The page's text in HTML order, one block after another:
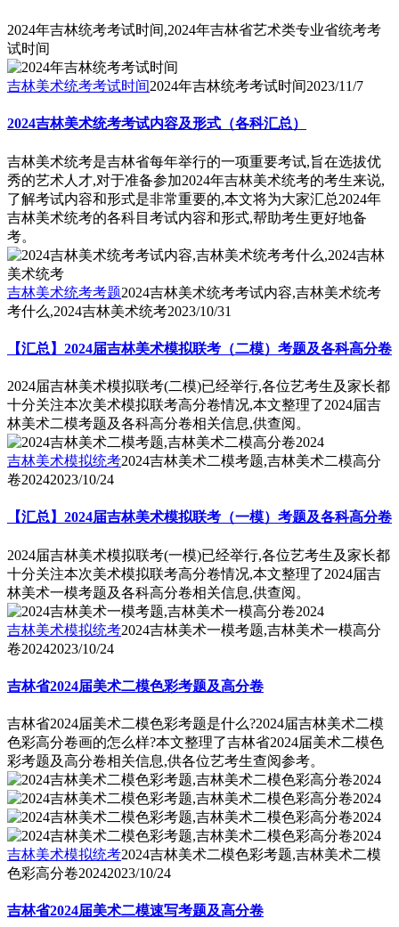
2024年吉林统考考试时间,2024年吉林省艺术类专业省统考考
试时间
吉林美术统考考试时间2024年吉林统考考试时间2023/11/7
2024吉林美术统考考试内容及形式（各科汇总）
吉林美术统考是吉林省每年举行的一项重要考试,旨在选拔优
秀的艺术人才,对于准备参加2024年吉林美术统考的考生来说,
了解考试内容和形式是非常重要的,本文将为大家汇总2024年
吉林美术统考的各科目考试内容和形式,帮助考生更好地备
考。
吉林美术统考考题2024吉林美术统考考试内容,吉林美术统考
考什么,2024吉林美术统考2023/10/31
【汇总】2024届吉林美术模拟联考（二模）考题及各科高分卷
2024届吉林美术模拟联考(二模)已经举行,各位艺考生及家长都
十分关注本次美术模拟联考高分卷情况,本文整理了2024届吉
林美术二模考题及各科高分卷相关信息,供查阅。
吉林美术模拟统考2024吉林美术二模考题,吉林美术二模高分
卷20242023/10/24
【汇总】2024届吉林美术模拟联考（一模）考题及各科高分卷
2024届吉林美术模拟联考(一模)已经举行,各位艺考生及家长都
十分关注本次美术模拟联考高分卷情况,本文整理了2024届吉
林美术一模考题及各科高分卷相关信息,供查阅。
吉林美术模拟统考2024吉林美术一模考题,吉林美术一模高分
卷20242023/10/24
吉林省2024届美术二模色彩考题及高分卷
吉林省2024届美术二模色彩考题是什么?2024届吉林美术二模
色彩高分卷画的怎么样?本文整理了吉林省2024届美术二模色
彩考题及高分卷相关信息,供各位艺考生查阅参考。
吉林美术模拟统考2024吉林美术二模色彩考题,吉林美术二模
色彩高分卷20242023/10/24
吉林省2024届美术二模速写考题及高分卷